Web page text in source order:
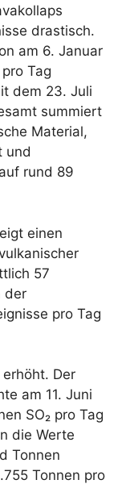
drastisch.
am 6. Januar
Tag
dem 23. Juli
summiert
Material,
und
rund 89
einen
57
der
pro Tag
Der
am 11. Juni
SO₂ pro Tag
die Werte
Tonnen
Tonnen pro